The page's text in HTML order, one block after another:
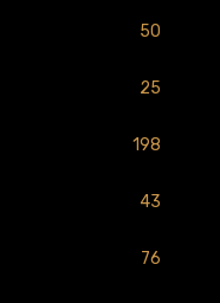
50
25
198
43
76